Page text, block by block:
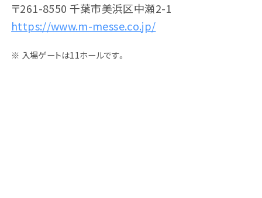
〒261-8550 千葉市美浜区中瀬2-1
https://www.m-messe.co.jp/
※ 入場ゲートは11ホールです。